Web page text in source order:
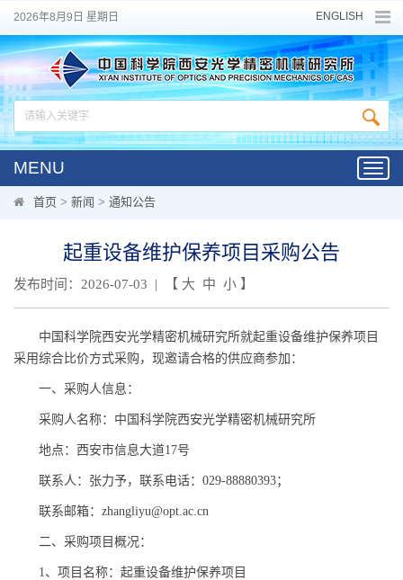
2026年8月9日 星期日 ENGLISH
MENU
首页 > 新闻 > 通知公告
起重设备维护保养项目采购公告
发布时间：2026-07-03 | 【 大 中 小 】
中国科学院西安光学精密机械研究所就起重设备维护保养项目
采用综合比价方式采购，现邀请合格的供应商参加：
一、采购人信息：
采购人名称：中国科学院西安光学精密机械研究所
地点：西安市信息大道17号
联系人：张力予，联系电话：029-88880393；
联系邮箱：zhangliyu@opt.ac.cn
二、采购项目概况：
1、项目名称：起重设备维护保养项目